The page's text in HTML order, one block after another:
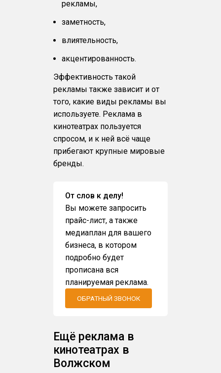
рекламы,
заметность,
влиятельность,
акцентированность.
Эффективность такой
рекламы также зависит и от
того, какие виды рекламы вы
используете. Реклама в
кинотеатрах пользуется
спросом, и к ней всё чаще
прибегают крупные мировые
бренды.
От слов к делу!
Вы можете запросить
прайс-лист, а также
медиаплан для вашего
бизнеса, в котором
подробно будет
прописана вся
планируемая реклама.
ОБРАТНЫЙ ЗВОНОК
Ещё реклама в
кинотеатрах в
Волжском